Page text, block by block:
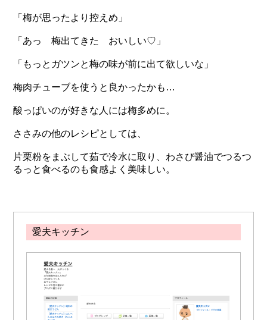
「梅が思ったより控えめ」
「あっ 梅出てきた おいしい♡」
「もっとガツンと梅の味が前に出て欲しいな」
梅肉チューブを使うと良かったかも…
酸っぱいのが好きな人には梅多めに。
ささみの他のレシピとしては、
片栗粉をまぶして茹で冷水に取り、わさび醤油でつるつ
るっと食べるのも食感よく美味しい。
愛夫キッチン